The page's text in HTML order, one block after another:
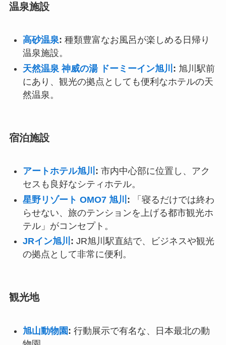
温泉施設
高砂温泉: 種類豊富なお風呂が楽しめる日帰り
温泉施設。
天然温泉 神威の湯 ドーミーイン旭川 : 旭川駅前
にあり、観光の拠点としても便利なホテルの天
然温泉。
宿泊施設
アートホテル旭川 : 市内中心部に位置し、アク
セスも良好なシティホテル。
星野リゾート OMO7 旭川 : 「寝るだけでは終わ
らせない、旅のテンションを上げる都市観光ホ
テル」がコンセプト。
JRイン旭川 : JR旭川駅直結で、ビジネスや観光
の拠点として非常に便利。
観光地
旭山動物園: 行動展示で有名な、日本最北の動